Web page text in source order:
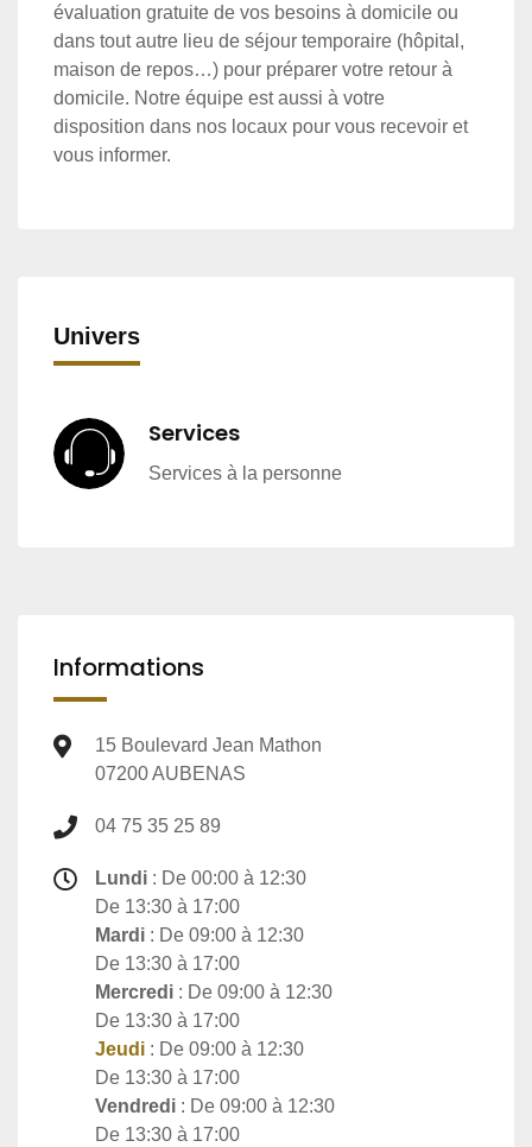
évaluation gratuite de vos besoins à domicile ou
dans tout autre lieu de séjour temporaire (hôpital,
maison de repos…) pour préparer votre retour à
domicile. Notre équipe est aussi à votre
disposition dans nos locaux pour vous recevoir et
vous informer.
Univers
Services
Services à la personne
Informations
15 Boulevard Jean Mathon
07200 AUBENAS
04 75 35 25 89
Lundi : De 00:00 à 12:30
De 13:30 à 17:00
Mardi : De 09:00 à 12:30
De 13:30 à 17:00
Mercredi : De 09:00 à 12:30
De 13:30 à 17:00
Jeudi : De 09:00 à 12:30
De 13:30 à 17:00
Vendredi : De 09:00 à 12:30
De 13:30 à 17:00